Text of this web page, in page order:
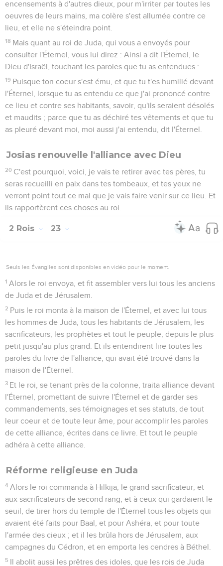
Israël, cet autel même et le haut lieu, il les démolit ; il brûla
le haut lieu et le réduisit en cendres ; il brûla aussi l'emblème
d'Ashéra.
16 Or Josias, s'étant retourné, vit les tombeaux qui étaient là
dans la montagne, et il envoya prendre les ossements des
tombeaux et les brûla sur l'autel. Ainsi il le profana selon la
parole de l'Éternel, qu'avait prononcée l'homme de Dieu qui
annonça publiquement ces choses.
17 Puis le roi dit : Qu'est-ce que ce tombeau que je vois ? Les
hommes de la ville lui répondirent : C'est le tombeau de
l'homme de Dieu qui vint de Juda et qui cria contre l'autel de
18 Et il dit : Laissez-le ! Que personne ne remue ses os. Ils
conservèrent donc ses os, avec les os du prophète qui était
venu de Samarie.
19 Josias ôta aussi toutes les maisons de hauts lieux qui
étaient dans les villes de Samarie, et que les rois d'Israël
avaient faites pour irriter l'Éternel. Il fit à leur égard tout
Le peuple de Juda célèbre la Pâque
21
Alors le roi donna ce commandement à tout le peuple :
Célébrez la pâque à l'Éternel votre Dieu, comme il est écrit
dans ce livre de l'alliance.
Et jamais pâque n'avait été célébrée, depuis le temps des
juges qui avaient jugé Israël, ni pendant tout le temps des
23 Comme cette pâque qui fut célébrée en l'honneur de
l'Éternel dans Jérusalem, la dix-huitième année du roi Josias.
Conclusion sur le règne de Josias
24 Josias fit aussi disparaître les nécromanciens et les devins,
voyaient au pays de Juda et à Jérusalem ; afin d'accomplir
les paroles de la loi, écrites dans le livre qu'Hilkija, le
sacrificateur, avait trouvé dans la maison de l'Éternel.
25 Avant lui, il n'y avait pas eu de roi semblable à lui, qui se
fût tourné vers l'Éternel de tout son coeur, de toute son âme
et de toute sa force, selon toute la loi de Moïse ; et après lui,
il ne s'en est point élevé de semblable à lui.
26
Toutefois l'Éternel ne revint pas de l'ardeur de sa grande